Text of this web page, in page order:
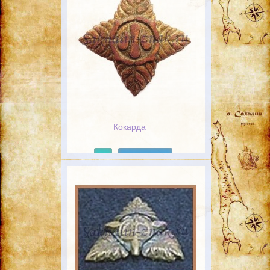
Кокарда